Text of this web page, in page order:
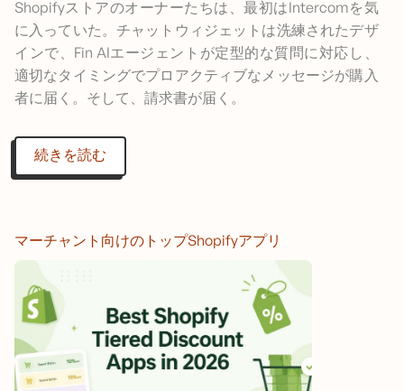
Shopifyストアのオーナーたちは、最初はIntercomを気
に入っていた。チャットウィジェットは洗練されたデザ
インで、Fin AIエージェントが定型的な質問に対応し、
適切なタイミングでプロアクティブなメッセージが購入
者に届く。そして、請求書が届く。
続きを読む
マーチャント向けのトップShopifyアプリ